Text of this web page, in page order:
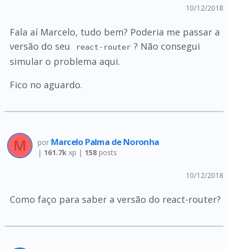
10/12/2018
Fala aí Marcelo, tudo bem? Poderia me passar a
versão do seu
react-router ? Não consegui
simular o problema aqui.
Fico no aguardo.
por Marcelo Palma de Noronha
| 161.7kxp | 158posts
10/12/2018
Como faço para saber a versão do react-router?